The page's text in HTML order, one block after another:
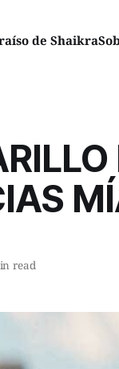
de Shaikra
read